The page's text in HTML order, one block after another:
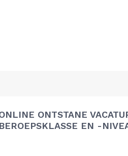
ONTSTANE
BEROEPSKLASSE EN -